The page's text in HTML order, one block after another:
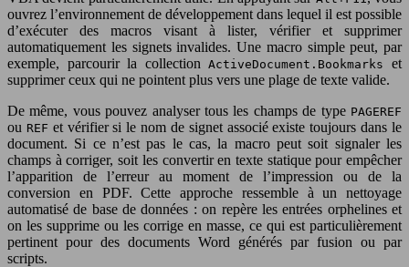
ouvrez l’environnement de développement dans lequel il est possible
d’exécuter des macros visant à lister, vérifier et supprimer
automatiquement les signets invalides. Une macro simple peut, par
exemple, parcourir la collectionActiveDocument.Bookmarks
et
supprimer ceux qui ne pointent plus vers une plage de texte valide.
De même, vous pouvez analyser tous les champs de type PAGEREF
ou REF et vérifier si le nom de signet associé existe toujours dans le
document. Si ce n’est pas le cas, la macro peut soit signaler les
champs à corriger, soit les convertir en texte statique pour empêcher
l’apparition de l’erreur au moment de l’impression ou de la
conversion en PDF. Cette approche ressemble à un nettoyage
automatisé de base de données : on repère les entrées orphelines et
on les supprime ou les corrige en masse, ce qui est particulièrement
pertinent pour des documents Word générés par fusion ou par
scripts.